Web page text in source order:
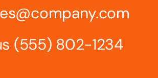
(555) 802-1234